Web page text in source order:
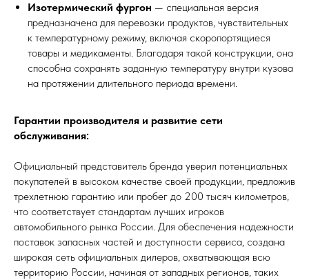
Изотермический фургон — специальная версия
предназначена для перевозки продуктов, чувствительных
к температурному режиму, включая скоропортящиеся
товары и медикаменты. Благодаря такой конструкции, она
способна сохранять заданную температуру внутри кузова
на протяжении длительного периода времени.
Гарантии производителя и развитие сети
обслуживания:
Официальный представитель бренда уверил потенциальных
покупателей в высоком качестве своей продукции, предложив
трехлетнюю гарантию или пробег до 200 тысяч километров,
что соответствует стандартам лучших игроков
автомобильного рынка России. Для обеспечения надежности
поставок запасных частей и доступности сервиса, создана
широкая сеть официальных дилеров, охватывающая всю
территорию России, начиная от западных регионов, таких